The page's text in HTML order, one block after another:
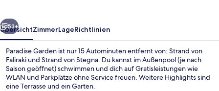
Weiter
53+
ÜbersichtZimmerLageRichtlinien
Paradise Garden ist nur 15 Autominuten entfernt von: Strand von
Faliraki und Strand von Stegna. Du kannst im Außenpool (je nach
Saison geöffnet) schwimmen und dich auf Gratisleistungen wie
WLAN und Parkplätze ohne Service freuen. Weitere Highlights sind
eine Terrasse und ein Garten.